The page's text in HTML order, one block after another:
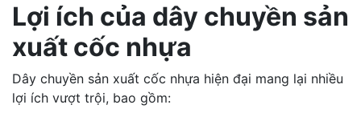
Lợi ích của dây chuyền sản
xuất cốc nhựa
Dây chuyền sản xuất cốc nhựa hiện đại mang lại nhiều
lợi ích vượt trội, bao gồm: